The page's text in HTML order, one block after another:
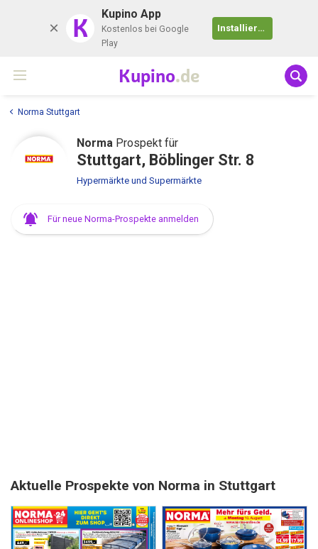
K Kupino App
Kostenlos bei Google
Play
Installieren
Kupino.de
Norma Stuttgart
Norma Prospekt für
Stuttgart, Böblinger Str. 8
Hypermärkte und Supermärkte
Für neue Norma-Prospekte anmelden
Aktuelle Prospekte von Norma in Stuttgart